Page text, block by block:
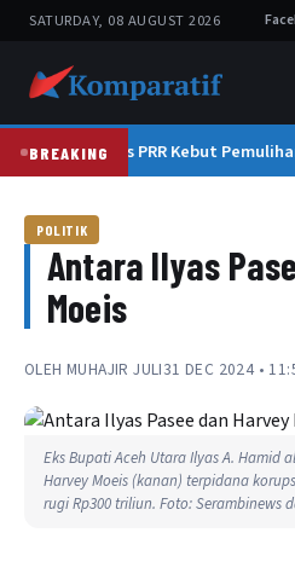
SATURDAY, 08 AUGUST 2026
BREAKINGSatgas PRR Kebut
POLITIK
Antara Ilyas
Moeis
OLEH MUHAJIR JULI31 DEC 2024 •
Eks Bupati Aceh Utara Ilyas A. Hamid
Harvey Moeis (kanan) terpidana
rugi Rp300 triliun. Foto: Serambinews